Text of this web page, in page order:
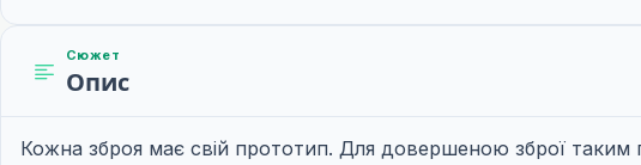
Сюжет
Опис
Кожна зброя має свій прототип. Для довершеною зброї таким